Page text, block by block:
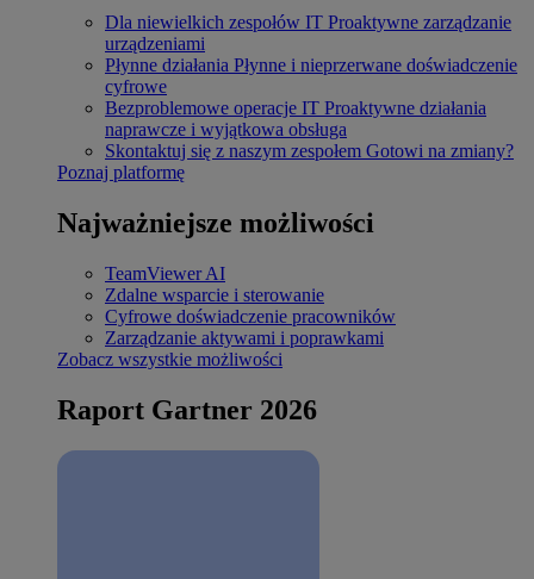
Dla niewielkich zespołów IT Proaktywne zarządzanie
urządzeniami
Płynne działania Płynne i nieprzerwane doświadczenie
cyfrowe
Bezproblemowe operacje IT Proaktywne działania
naprawcze i wyjątkowa obsługa
Skontaktuj się z naszym zespołem Gotowi na zmiany?
Poznaj platformę
Najważniejsze możliwości
TeamViewer AI
Zdalne wsparcie i sterowanie
Cyfrowe doświadczenie pracowników
Zarządzanie aktywami i poprawkami
Zobacz wszystkie możliwości
Raport Gartner 2026